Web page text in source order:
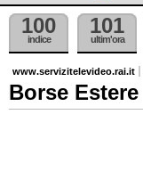
100
indice
101
ultim'ora
www.servizitelevideo.rai.it
Borse Estere